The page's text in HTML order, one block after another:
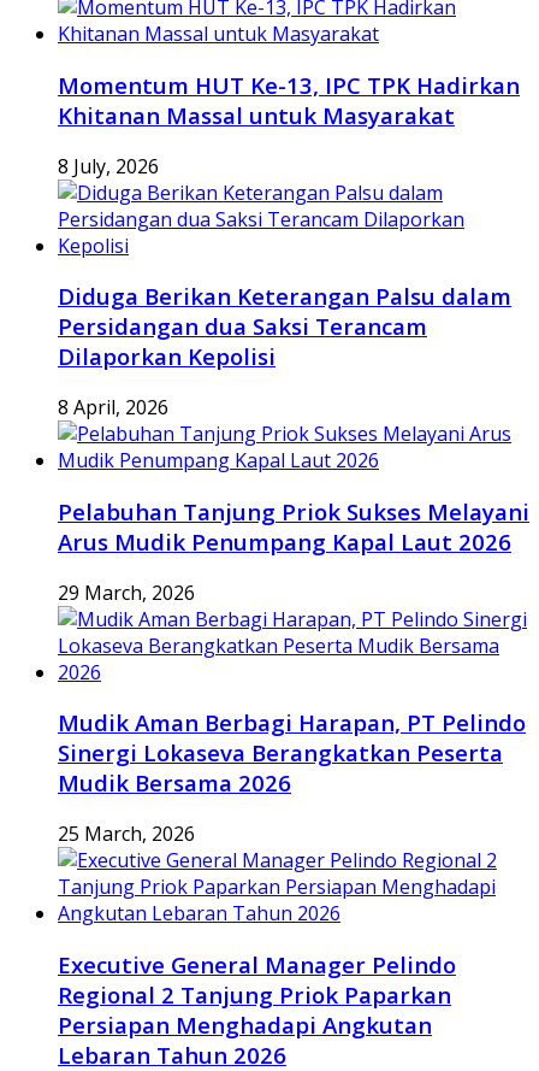
Momentum HUT Ke-13, IPC TPK Hadirkan
Khitanan Massal untuk Masyarakat
8 July, 2026
Diduga Berikan Keterangan Palsu dalam
Persidangan dua Saksi Terancam
Dilaporkan Kepolisi
8 April, 2026
Pelabuhan Tanjung Priok Sukses Melayani
Arus Mudik Penumpang Kapal Laut 2026
29 March, 2026
Mudik Aman Berbagi Harapan, PT Pelindo
Sinergi Lokaseva Berangkatkan Peserta
Mudik Bersama 2026
25 March, 2026
Executive General Manager Pelindo
Regional 2 Tanjung Priok Paparkan
Persiapan Menghadapi Angkutan
Lebaran Tahun 2026